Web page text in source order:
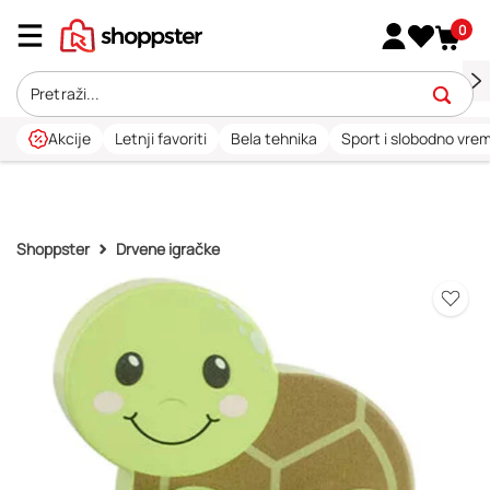
0
Akcije Letnji favoriti Bela tehnika Sport i slobodno
Shoppster Drvene igračke